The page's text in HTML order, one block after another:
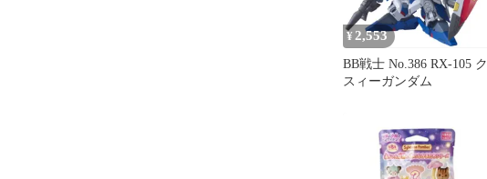
¥ 2,553
BB戦士 No.386 RX-105 ク
スィーガンダム